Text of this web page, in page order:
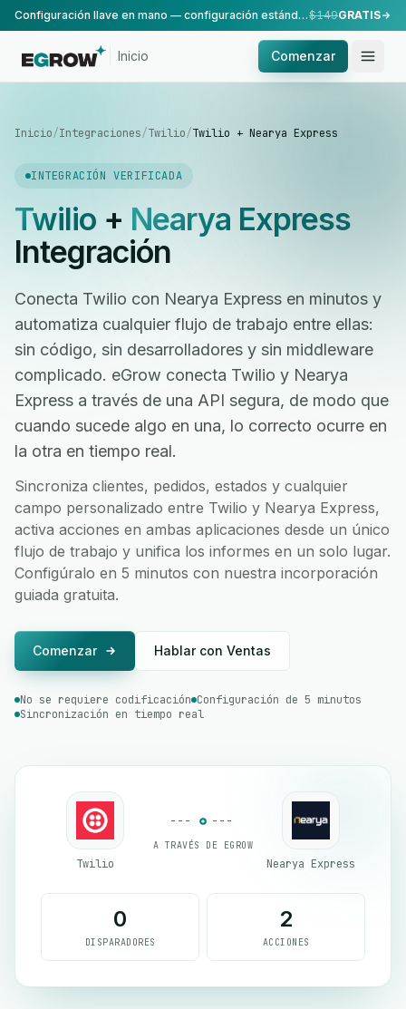
Configuración llave en mano — configuración estándar, realizada por nuestro equipo.$149GRATIS
Inicio Comenzar
Inicio/Integraciones/Twilio/Twilio + Nearya Express
INTEGRACIÓN VERIFICADA
Twilio+ Nearya Express
Integración
Conecta Twilio con Nearya Express en minutos y
automatiza cualquier flujo de trabajo entre ellas:
sin código, sin desarrolladores y sin middleware
complicado. eGrow conecta Twilio y Nearya
Express a través de una API segura, de modo que
cuando sucede algo en una, lo correcto ocurre en
la otra en tiempo real.
Sincroniza clientes, pedidos, estados y cualquier
campo personalizado entre Twilio y Nearya Express,
activa acciones en ambas aplicaciones desde un único
flujo de trabajo y unifica los informes en un solo lugar.
Configúralo en 5 minutos con nuestra incorporación
guiada gratuita.
Comenzar Hablar con Ventas
No se requiere codificación Configuración de 5 minutos
Sincronización en tiempo real
Twilio
A TRAVÉS DE EGROW
Nearya Express
0
DISPARADORES
2
ACCIONES